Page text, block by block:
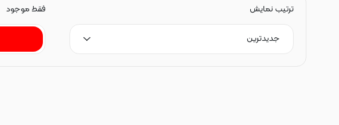
ترتیب نمایش
جدیدترین
فقط موجود